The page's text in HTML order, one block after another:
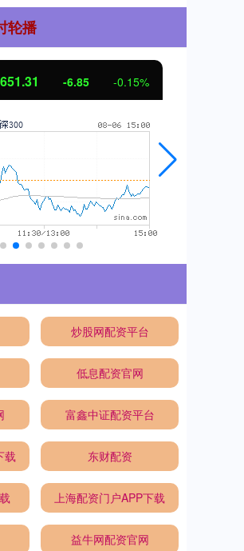
轮播
3.42 0.30%
炒股网配资平台
低息配资官网
富鑫中证配资平台
载 东财配资
上海配资门户APP下载
益牛网配资官网